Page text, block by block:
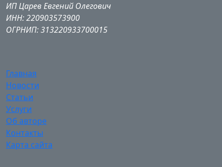
ИП Царев Евгений Олегович
ИНН: 220903573900
ОГРНИП: 313220933700015
Главная
Новости
Статьи
Услуги
Об авторе
Контакты
Карта сайта